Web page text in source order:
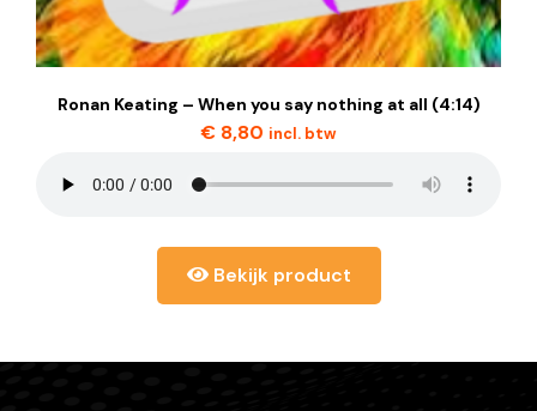
Ronan Keating – When you say nothing at all (4:14)
€ 8,80 incl. btw
Bekijk product